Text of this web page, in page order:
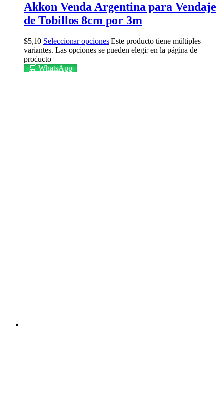
Akkon Venda Argentina para Vendaje
de Tobillos 8cm por 3m
$5,10 Seleccionar opciones Este producto tiene múltiples
variantes. Las opciones se pueden elegir en la página de
producto
🛒 WhatsApp